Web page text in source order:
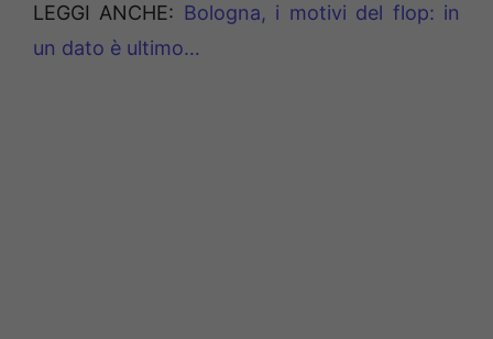
LEGGI ANCHE: Bologna, i motivi del flop: in
un dato è ultimo…